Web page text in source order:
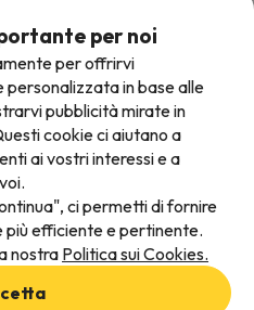
per noi
per offrirvi
personalizzata in base alle
pubblicità mirate in
cookie ci aiutano a
ai vostri interessi e a
ci permetti di fornire
più efficiente e pertinente.
nostra Politica sui Cookies.